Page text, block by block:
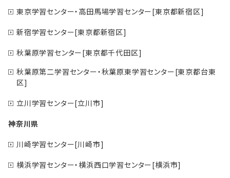
東京学習センター・高田馬場学習センター[東京都新宿区]
新宿学習センター[東京都新宿区]
秋葉原学習センター[東京都千代田区]
秋葉原第二学習センター・秋葉原東学習センター[東京都台東
区]
立川学習センター[立川市]
神奈川県
川崎学習センター[川崎市]
横浜学習センター・横浜西口学習センター[横浜市]